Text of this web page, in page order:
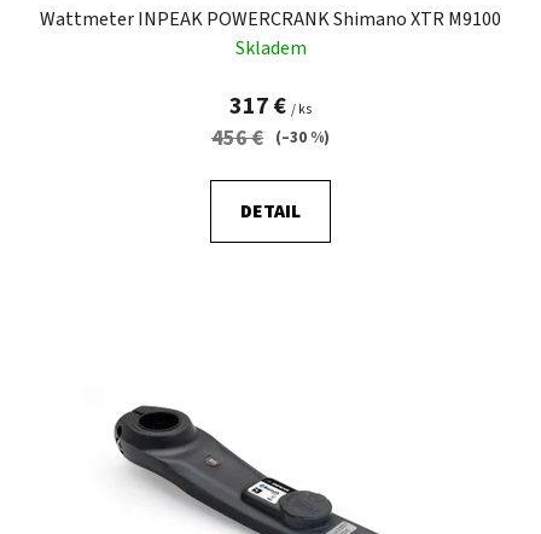
Wattmeter INPEAK POWERCRANK Shimano XTR M9100
Skladem
317 € / ks
456 € (–30 %)
DETAIL